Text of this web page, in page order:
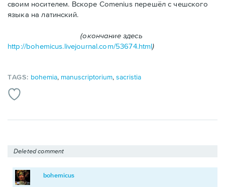
своим носителем. Вскоре Comеnius перешёл с чешского
языка на латинский.
(окончание здесь
http://bohemicus.livejournal.com/53674.html)
TAGS: bohemia, manuscriptorium,sacristia
Deleted comment
bohemicus